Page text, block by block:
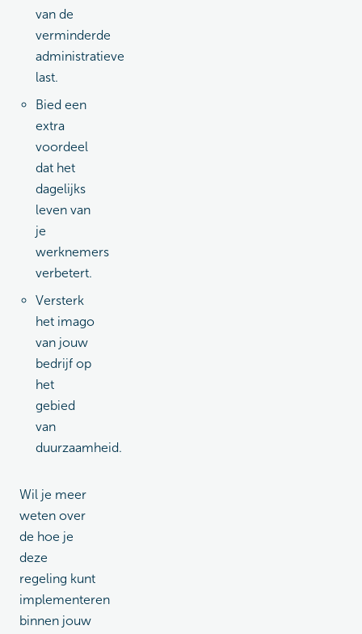
van de
verminderde
administratieve
last.
Bied een
extra
voordeel
dat het
dagelijks
leven van
je
werknemers
verbetert.
Versterk
het imago
van jouw
bedrijf op
het
gebied
van
duurzaamheid.
Wil je meer
weten over
de hoe je
deze
regeling kunt
implementeren
binnen jouw